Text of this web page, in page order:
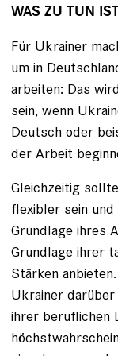
WAS ZU TUN
Für Ukrainer
um in
arbeiten: Das
sein, wenn
Deutsch oder
der Arbeit
Gleichzeitig
flexibler sein
Grundlage ihres
Grundlage ihrer
Stärken
Ukrainer darüber
ihrer beruflichen